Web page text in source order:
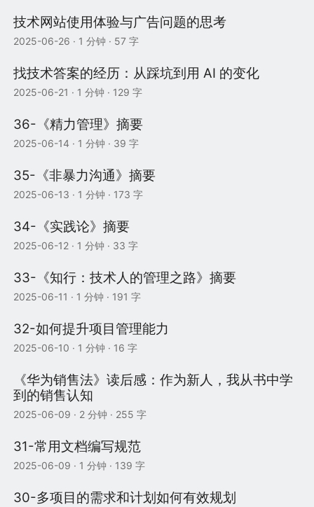
技术网站使用体验与广告问题的思考
2025-06-26 · 1 分钟 · 57 字
找技术答案的经历：从踩坑到用 AI 的变化
2025-06-21 · 1 分钟 · 129 字
36-《精力管理》摘要
2025-06-14 · 1 分钟 · 39 字
35-《非暴力沟通》摘要
2025-06-13 · 1 分钟 · 173 字
34-《实践论》摘要
2025-06-12 · 1 分钟 · 33 字
33-《知行：技术人的管理之路》摘要
2025-06-11 · 1 分钟 · 191 字
32-如何提升项目管理能力
2025-06-10 · 1 分钟 · 16 字
《华为销售法》读后感：作为新人，我从书中学
到的销售认知
2025-06-09 · 2 分钟 · 255 字
31-常用文档编写规范
2025-06-09 · 1 分钟 · 139 字
30-多项目的需求和计划如何有效规划